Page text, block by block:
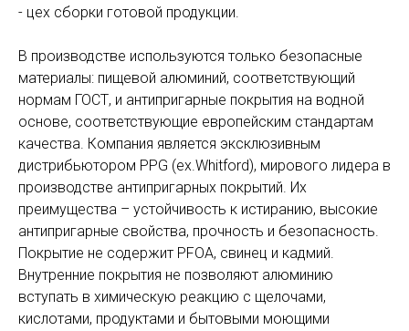
- цех сборки готовой продукции.
В производстве используются только безопасные
материалы: пищевой алюминий, соответствующий
нормам ГОСТ, и антипригарные покрытия на водной
основе, соответствующие европейским стандартам
качества. Компания является эксклюзивным
дистрибьютором PPG (ex.Whitford), мирового лидера в
производстве антипригарных покрытий. Их
преимущества – устойчивость к истиранию, высокие
антипригарные свойства, прочность и безопасность.
Покрытие не содержит PFOA, свинец и кадмий.
Внутренние покрытия не позволяют алюминию
вступать в химическую реакцию с щелочами,
кислотами, продуктами и бытовыми моющими